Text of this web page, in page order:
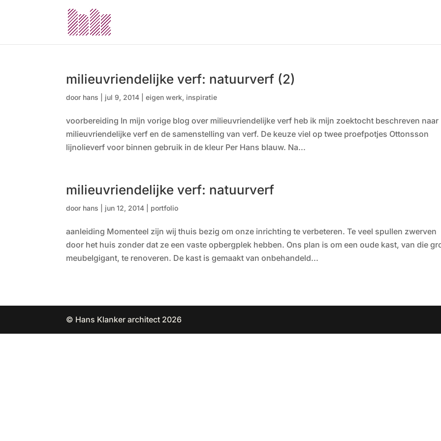
milieuvriendelijke verf: natuurverf (2)
door hans jul 9, 2014 |eigen werk, inspiratie
voorbereiding In mijn vorige blog over milieuvriendelijke verf heb ik mijn zoektocht beschreven naar
milieuvriendelijke verf en de samenstelling van verf. De keuze viel op twee proefpotjes Ottonsson
lijnolieverf voor binnen gebruik in de kleur Per Hans blauw. Na...
milieuvriendelijke verf: natuurverf
door hans jun 12, 2014 portfolio
aanleiding Momenteel zijn wij thuis bezig om onze inrichting te verbeteren. Te veel spullen zwerven
door het huis zonder dat ze een vaste opbergplek hebben. Ons plan is om een oude kast, van die
meubelgigant, te renoveren. De kast is gemaakt van onbehandeld...
© Hans Klanker architect 2026